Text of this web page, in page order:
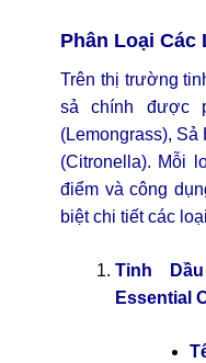
Phân Loại Các
Trên thị trường
sả chính được
(Lemongrass), Sả
(Citronella). Mỗi
điểm và công
biệt chi tiết các
Tinh
Essential